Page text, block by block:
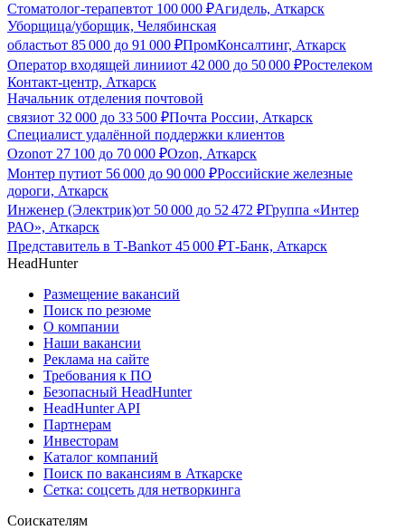
Стоматолог-терапевтот 100 000 ₽Агидель, Аткарск
Уборщица/уборщик, Челябинская
областьот 85 000 до 91 000 ₽ПромКонсалтинг, Аткарск
Оператор входящей линииот 42 000 до 50 000 ₽Ростелеком
Контакт-центр, Аткарск
Начальник отделения почтовой
связиот 32 000 до 33 500 ₽Почта России, Аткарск
Специалист удалённой поддержки клиентов
Ozonот 27 100 до 70 000 ₽Ozon, Аткарск
Монтер путиот 56 000 до 90 000 ₽Российские железные
дороги, Аткарск
Инженер (Электрик)от 50 000 до 52 472 ₽Группа «Интер
РАО», Аткарск
Представитель в Т-Bankот 45 000 ₽Т-Банк, Аткарск
HeadHunter
Размещение вакансий
Поиск по резюме
О компании
Наши вакансии
Реклама на сайте
Требования к ПО
Безопасный HeadHunter
HeadHunter API
Партнерам
Инвесторам
Каталог компаний
Поиск по вакансиям в Аткарске
Сетка: соцсеть для нетворкинга
Соискателям